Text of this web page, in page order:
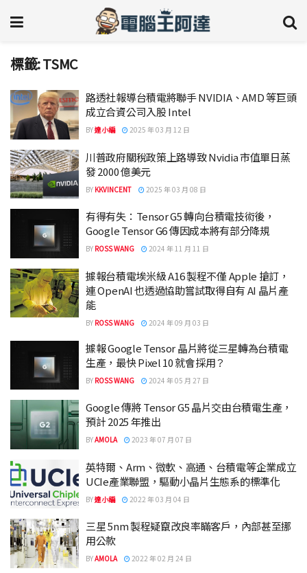
標籤:TSMC
路透社報導台積電將聯手 NVIDIA、AMD 等巨頭
成立合資公司入股 Intel
BY達小編 2025 年 03 月 12 日
川普政府關稅政策上路導致 Nvidia 市值單日蒸
發 2000 億美元
BY KKVINCENT 2025 年 03 月 08 日
有得有失：Tensor G5 轉向台積電技術後，
Google Tensor G6 傳因成本將有部分降規
BY ROSS WANG 2024 年 11 月 11 日
據報台積電埃米級 A16 製程不僅 Apple 搶訂，
連 OpenAI 也透過協助嘗試取得自有 AI 晶片產
能
BY ROSS WANG 2024 年 09 月 03 日
據報 Google Tensor 晶片將從三星轉為台積電
生產，最快 Pixel 10 就會採用？
BY ROSS WANG 2024 年 05 月 27 日
Google 傳將 Tensor G5 晶片交由台積電生產，
預計 2025 年推出
BYAMOLA 2023 年 07 月 07 日
英特爾、Arm、微軟、高通、台積電等企業成立
UCIe產業聯盟，驅動小晶片生態系的標準化
BY達小編 2022 年 03 月 04 日
三星 5nm 製程疑竄改良率瞞客戶，內部甚至挪
用公款
BYAMOLA 2022 年 02 月 24 日